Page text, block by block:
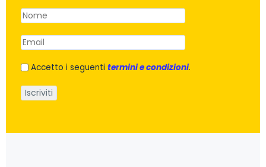
Accetto i seguenti termini e condizioni.